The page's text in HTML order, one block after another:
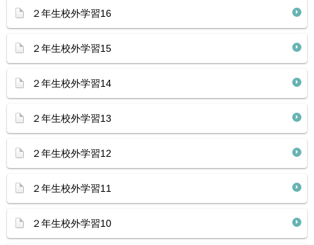
２年生校外学習16
２年生校外学習15
２年生校外学習14
２年生校外学習13
２年生校外学習12
２年生校外学習11
２年生校外学習10